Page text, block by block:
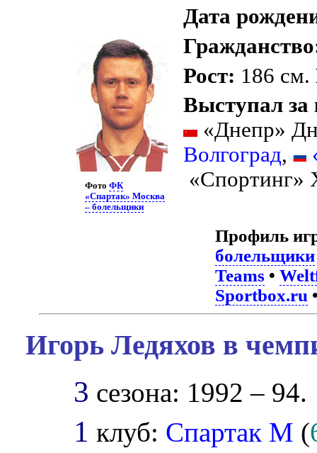
ФотоФК
«Спартак» Москва
– болельщики
Дата
Рост: 186 см.
Выступал
«Днепр»
Волгоград,
«Спортинг»
Профиль
болельщики
Teams •
Sportbox.ru
Игорь Ледяхов в
3 сезона: 1992 – 94.
1 клуб: Спартак М (